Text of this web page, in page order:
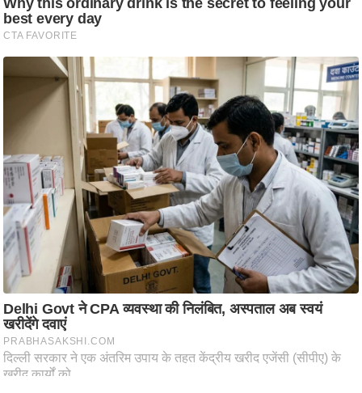
ज्यो
ति
ष
म
मा
ध
र्म
स्थ
ल
व्र
त
त्यो
हा
र